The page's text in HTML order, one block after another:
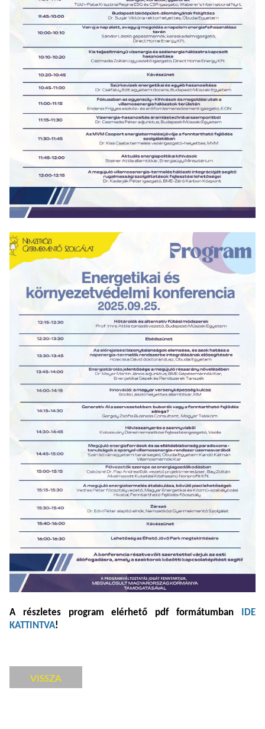
A részletes program elérhető pdf formátumban
IDE
KATTINTVA!
VISSZA